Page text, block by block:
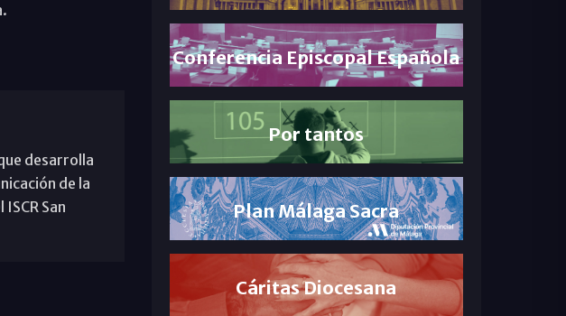
desarrolla
de la
San
Conferencia Episcopal Española
Por tantos
Plan Málaga Sacra
Cáritas Diocesana